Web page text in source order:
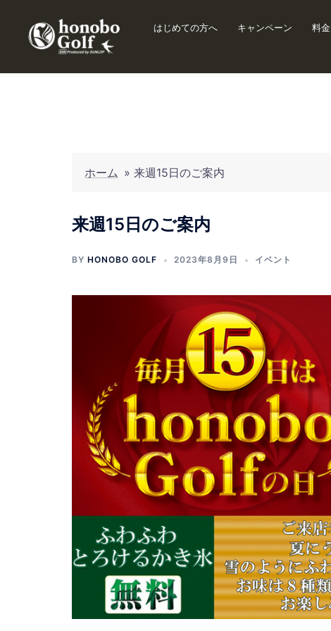
はじめての方へ キャンペーン 料金
ホーム » 来週15日のご案内
来週15日のご案内
BY HONOBO GOLF 2023年8月9日 イベント